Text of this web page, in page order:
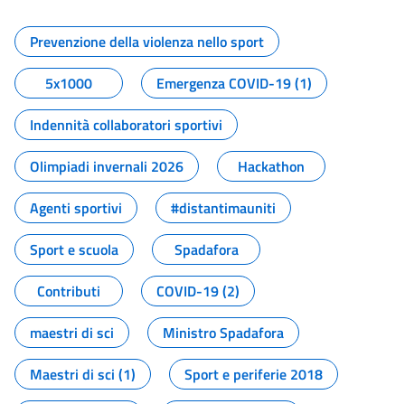
Tutti i contenuti della pagina
Prevenzione della violenza nello sport
5x1000
Emergenza COVID-19 (1)
Indennità collaboratori sportivi
Olimpiadi invernali 2026
Hackathon
Agenti sportivi
#distantimauniti
Sport e scuola
Spadafora
Contributi
COVID-19 (2)
maestri di sci
Ministro Spadafora
Maestri di sci (1)
Sport e periferie 2018